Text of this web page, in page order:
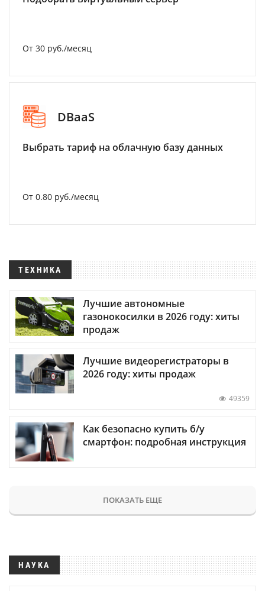
От 30 руб./месяц
DBaaS
Выбрать тариф на облачную базу данных
От 0.80 руб./месяц
ТЕХНИКА
Лучшие автономные
газонокосилки в 2026 году: хиты
продаж
Лучшие видеорегистраторы в
2026 году: хиты продаж
49359
Как безопасно купить б/у
смартфон: подробная инструкция
ПОКАЗАТЬ ЕЩЕ
НАУКА